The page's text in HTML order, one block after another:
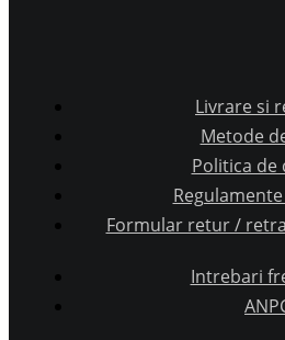
Livrare si
Metode
Politica de
Formular retur /
Intrebari